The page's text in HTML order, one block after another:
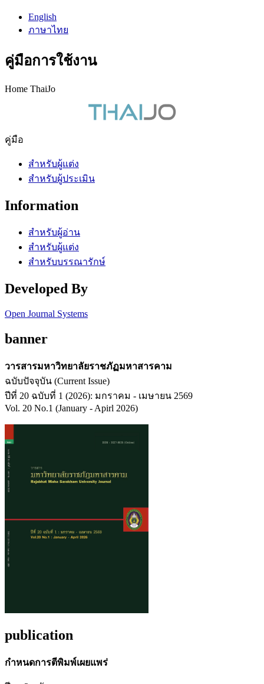
English
ภาษาไทย
คู่มือการใช้งาน
Home ThaiJo
คู่มือ
สำหรับผู้แต่ง
สำหรับผู้ประเมิน
Information
สำหรับผู้อ่าน
สำหรับผู้แต่ง
สำหรับบรรณารักษ์
Developed By
Open Journal Systems
banner
วารสารมหาวิทยาลัยราชภัฏมหาสารคาม
ฉบับปัจจุบัน (Current Issue)
ปีที่ 20 ฉบับที่ 1 (2026): มกราคม - เมษายน 2569
Vol. 20 No.1 (January - Apirl 2026)
publication
กำหนดการตีพิมพ์เผยแพร่